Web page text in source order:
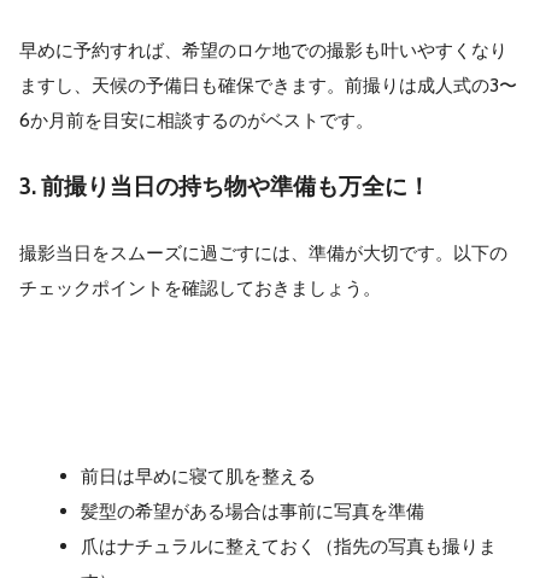
早めに予約すれば、希望のロケ地での撮影も叶いやすくなり
ますし、天候の予備日も確保できます。前撮りは成人式の3〜
6か月前を目安に相談するのがベストです。
3. 前撮り当日の持ち物や準備も万全に！
撮影当日をスムーズに過ごすには、準備が大切です。以下の
チェックポイントを確認しておきましょう。
前日は早めに寝て肌を整える
髪型の希望がある場合は事前に写真を準備
爪はナチュラルに整えておく（指先の写真も撮りま